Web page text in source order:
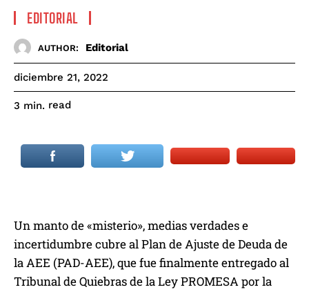
EDITORIAL
AUTHOR: Editorial
diciembre 21, 2022
3 min. read
Un manto de «misterio», medias verdades e
incertidumbre cubre al Plan de Ajuste de Deuda de
la AEE (PAD-AEE), que fue finalmente entregado al
Tribunal de Quiebras de la Ley PROMESA por la